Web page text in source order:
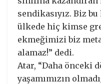
sendikasıyız. Biz
ülkede hiç kimse
ekmeğimizi biz
alamaz!” dedi.
Atar, “Daha önceki
yaşamımızın